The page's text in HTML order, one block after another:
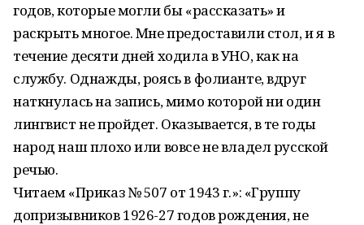
годов, которые могли бы «рассказать» и
раскрыть многое. Мне предоставили стол, и я в
течение десяти дней ходила в УНО, как на
службу. Однажды, роясь в фолианте, вдруг
наткнулась на запись, мимо которой ни один
лингвист не пройдет. Оказывается, в те годы
народ наш плохо или вовсе не владел русской
речью.
Читаем «Приказ № 507 от 1943 г.»: «Группу
допризывников 1926-27 годов рождения, не